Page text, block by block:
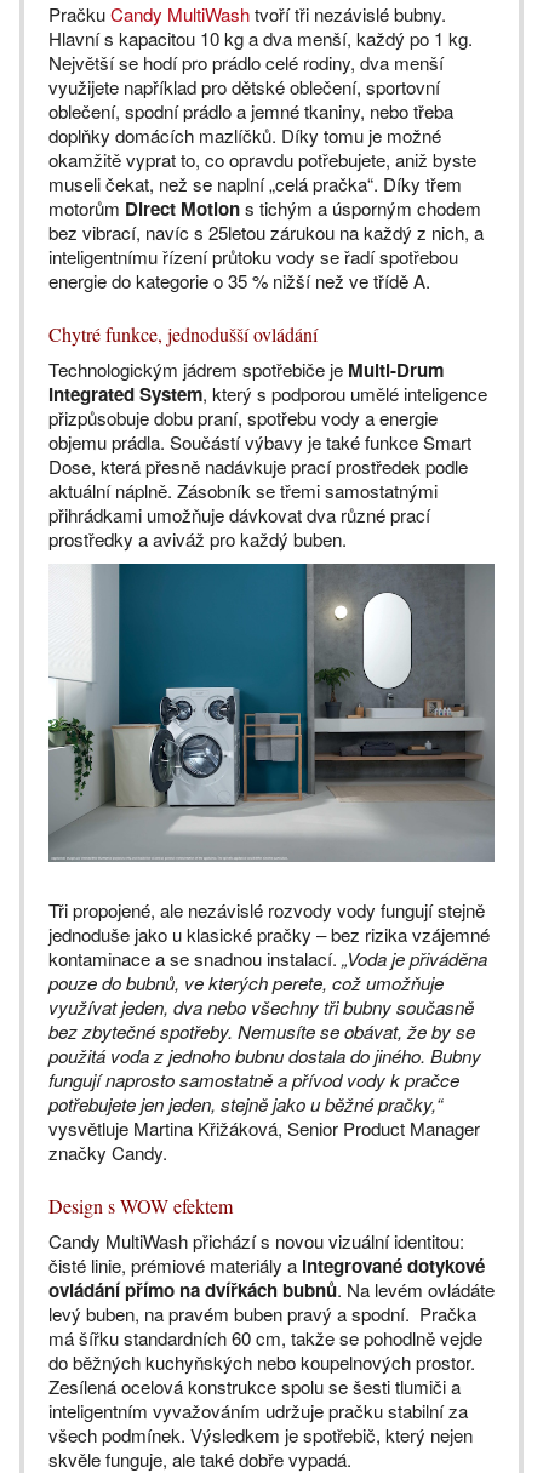
PračkuCandy MultiWashtvoří tři nezávislé bubny.
Hlavní s kapacitou 10 kg a dva menší, každý po 1 kg.
Největší se hodí pro prádlo celé rodiny, dva menší
využijete například pro dětské oblečení, sportovní
oblečení, spodní prádlo a jemné tkaniny, nebo třeba
doplňky domácích mazlíčků. Díky tomu je možné
okamžitě vyprat to, co opravdu potřebujete, aniž byste
museli čekat, než se naplní „celá pračka“. Díky třem
motorům Direct Motions tichým a úsporným chodem
bez vibrací, navíc s 25letou zárukou na každý z nich, a
inteligentnímu řízení průtoku vody se řadí spotřebou
energie do kategorie o 35 % nižší než ve třídě A.
Chytré funkce, jednodušší ovládání
Technologickým jádrem spotřebiče je Multi-Drum
Integrated System, který s podporou umělé inteligence
přizpůsobuje dobu praní, spotřebu vody a energie
objemu prádla. Součástí výbavy je také funkce Smart
Dose, která přesně nadávkuje prací prostředek podle
aktuální náplně. Zásobník se třemi samostatnými
přihrádkami umožňuje dávkovat dva různé prací
prostředky a aviváž pro každý buben.
Tři propojené, ale nezávislé rozvody vody fungují stejně
jednoduše jako u klasické pračky – bez rizika vzájemné
kontaminace a se snadnou instalací. „Voda je přiváděna
pouze do bubnů, ve kterých perete, což umožňuje
využívat jeden, dva nebo všechny tři bubny současně
bez zbytečné spotřeby. Nemusíte se obávat, že by se
použitá voda z jednoho bubnu dostala do jiného. Bubny
fungují naprosto samostatně a přívod vody k pračce
potřebujete jen jeden, stejně jako u běžné pračky,“
vysvětluje Martina Křižáková, Senior Product Manager
značky Candy.
Design s WOW efektem
Candy MultiWash přichází s novou vizuální identitou:
čisté linie, prémiové materiály a integrované dotykové
ovládání přímo na dvířkách bubnů. Na levém ovládáte
levý buben, na pravém buben pravý a spodní. Pračka
má šířku standardních 60 cm, takže se pohodlně vejde
do běžných kuchyňských nebo koupelnových prostor.
Zesílená ocelová konstrukce spolu se šesti tlumiči a
inteligentním vyvažováním udržuje pračku stabilní za
všech podmínek. Výsledkem je spotřebič, který nejen
skvěle funguje, ale také dobře vypadá.